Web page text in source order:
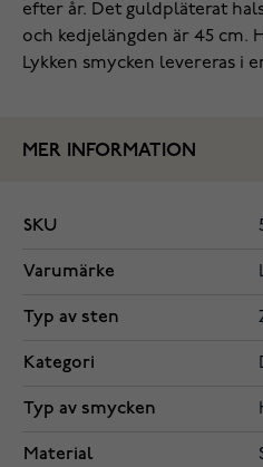
efter år. Det guldpläterat
och kedjelängden är 45 cm.
Lykken smycken levereras i
MER INFORMATION
SKU
Varumärke
Typ av sten
Kategori
Typ av smycken
Material